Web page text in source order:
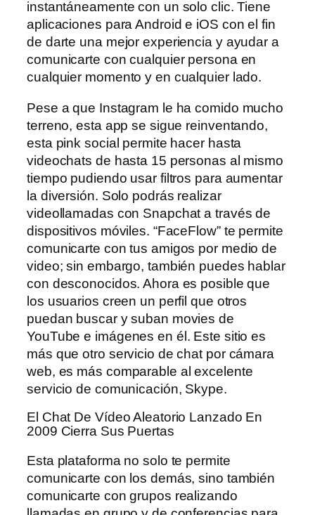
instantáneamente con un solo clic. Tiene
aplicaciones para Android e iOS con el fin
de darte una mejor experiencia y ayudar a
comunicarte con cualquier persona en
cualquier momento y en cualquier lado.
Pese a que Instagram le ha comido mucho
terreno, esta app se sigue reinventando,
esta pink social permite hacer hasta
videochats de hasta 15 personas al mismo
tiempo pudiendo usar filtros para aumentar
la diversión. Solo podrás realizar
videollamadas con Snapchat a través de
dispositivos móviles. “FaceFlow” te permite
comunicarte con tus amigos por medio de
video; sin embargo, también puedes hablar
con desconocidos. Ahora es posible que
los usuarios creen un perfil que otros
puedan buscar y suban movies de
YouTube e imágenes en él. Este sitio es
más que otro servicio de chat por cámara
web, es más comparable al excelente
servicio de comunicación, Skype.
El Chat De Vídeo Aleatorio Lanzado En
2009 Cierra Sus Puertas
Esta plataforma no solo te permite
comunicarte con los demás, sino también
comunicarte con grupos realizando